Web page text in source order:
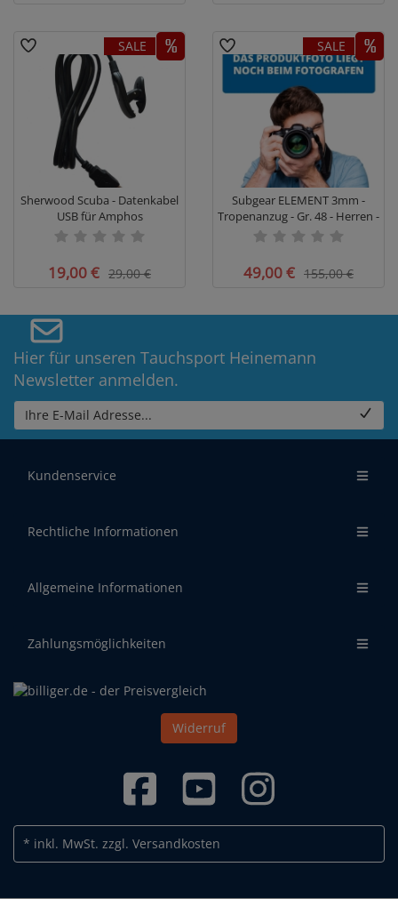
SALE
Sherwood Scuba - Datenkabel
USB für Amphos
Tauchcomputer - Restposten
19,00 € 29,00 €
SALE
Subgear ELEMENT 3mm -
Tropenanzug - Gr. 48 - Herren -
Restposten #
49,00 € 155,00 €
Hier für unseren Tauchsport Heinemann
Newsletter anmelden.
Ihre E-Mail Adresse...
Kundenservice
Rechtliche Informationen
Allgemeine Informationen
Zahlungsmöglichkeiten
Widerruf
* inkl. MwSt. zzgl. Versandkosten